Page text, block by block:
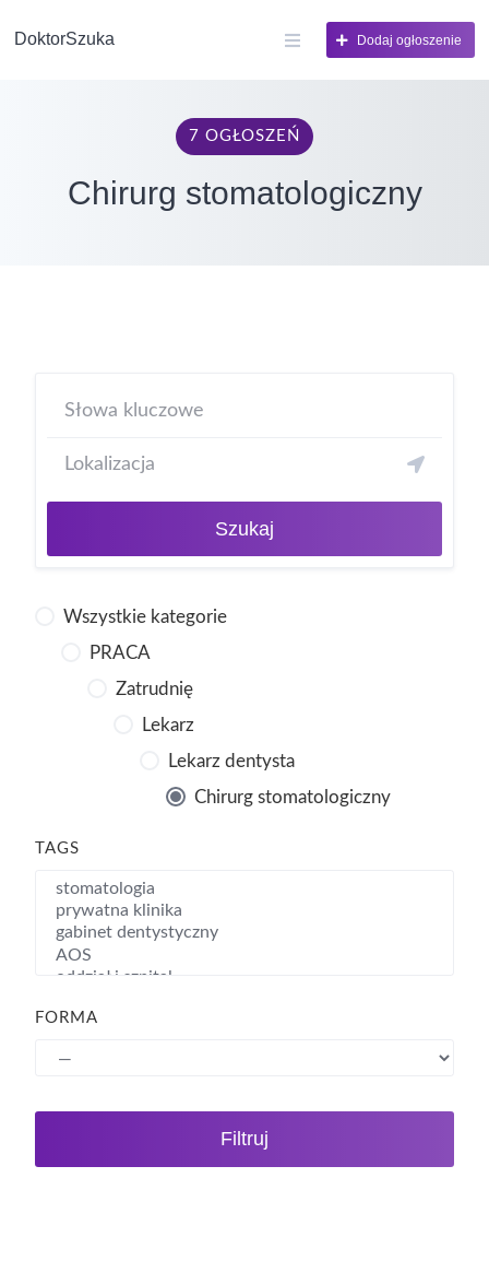
DoktorSzuka Dodaj ogłoszenie
7 OGŁOSZEŃ
Chirurg stomatologiczny
Szukaj
Wszystkie kategorie
PRACA
Zatrudnię
Lekarz
Lekarz dentysta
Chirurg stomatologiczny
TAGS
FORMA
Filtruj